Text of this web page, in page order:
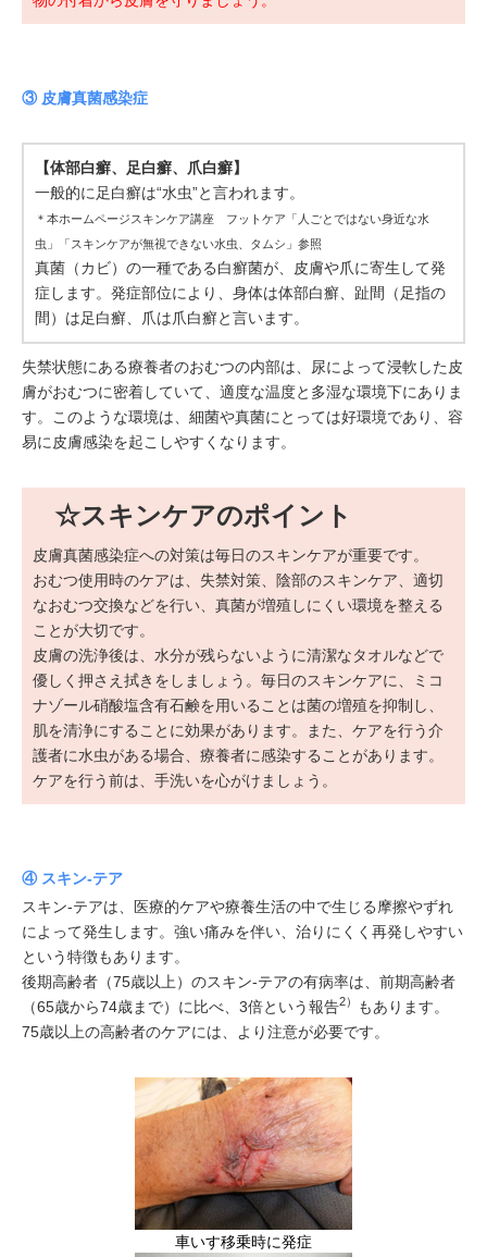
③ 皮膚真菌感染症
【体部白癬、足白癬、爪白癬】
一般的に足白癬は“水虫”と言われます。
＊本ホームページスキンケア講座 フットケア「人ごとではない身近な水
虫」「スキンケアが無視できない水虫、タムシ」参照
真菌（カビ）の一種である白癬菌が、皮膚や爪に寄生して発
症します。発症部位により、身体は体部白癬、趾間（足指の
間）は足白癬、爪は爪白癬と言います。
失禁状態にある療養者のおむつの内部は、尿によって浸軟した皮
膚がおむつに密着していて、適度な温度と多湿な環境下にありま
す。このような環境は、細菌や真菌にとっては好環境であり、容
易に皮膚感染を起こしやすくなります。
☆スキンケアのポイント
皮膚真菌感染症への対策は毎日のスキンケアが重要です。
おむつ使用時のケアは、失禁対策、陰部のスキンケア、適切
なおむつ交換などを行い、真菌が増殖しにくい環境を整える
ことが大切です。
皮膚の洗浄後は、水分が残らないように清潔なタオルなどで
優しく押さえ拭きをしましょう。毎日のスキンケアに、ミコ
ナゾール硝酸塩含有石鹸を用いることは菌の増殖を抑制し、
肌を清浄にすることに効果があります。また、ケアを行う介
護者に水虫がある場合、療養者に感染することがあります。
ケアを行う前は、手洗いを心がけましょう。
④ スキン-テア
スキン‐テアは、医療的ケアや療養生活の中で生じる摩擦やずれ
によって発生します。強い痛みを伴い、治りにくく再発しやすい
という特徴もあります。
後期高齢者（75歳以上）のスキン-テアの有病率は、前期高齢者
（65歳から74歳まで）に比べ、3倍という報告2）
もあります。
75歳以上の高齢者のケアには、より注意が必要です。
車いす移乗時に発症